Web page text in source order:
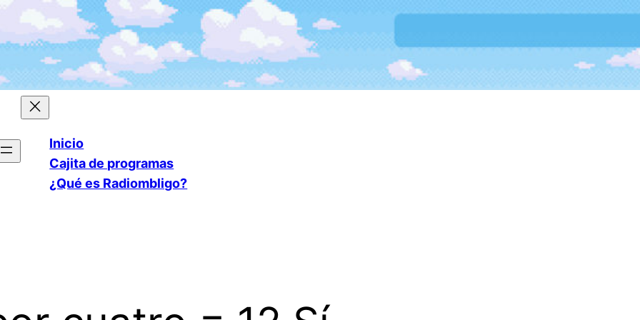
Inicio
Cajita de programas
¿Qué es Radiombligo?